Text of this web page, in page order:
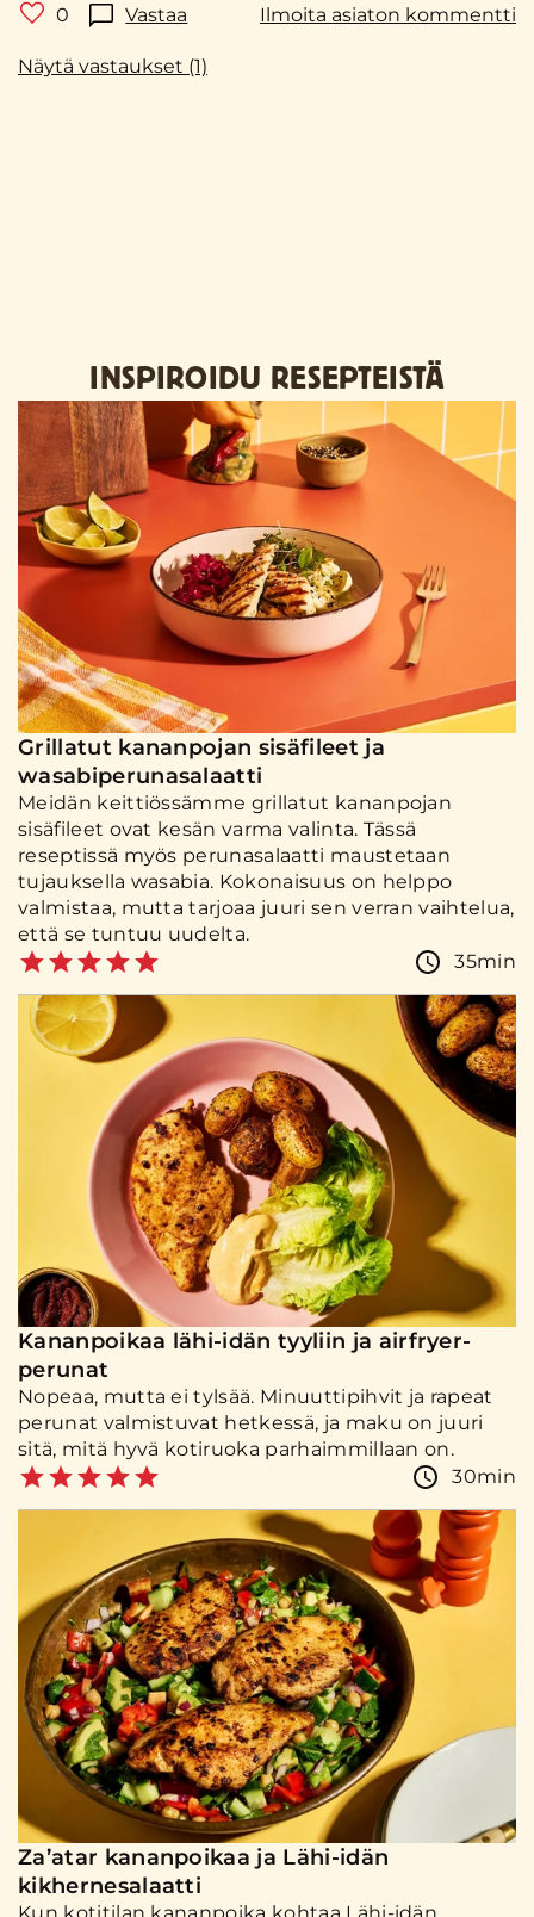
0
Vastaa Ilmoita asiaton kommentti
Näytä vastaukset (1)
INSPIROIDU RESEPTEISTÄ
Grillatut kananpojan sisäfileet ja
wasabiperunasalaatti
Meidän keittiössämme grillatut kananpojan
sisäfileet ovat kesän varma valinta. Tässä
reseptissä myös perunasalaatti maustetaan
tujauksella wasabia. Kokonaisuus on helppo
valmistaa, mutta tarjoaa juuri sen verran vaihtelua,
että se tuntuu uudelta.
35min
Kananpoikaa lähi-idän tyyliin ja airfryer-
perunat
Nopeaa, mutta ei tylsää. Minuuttipihvit ja rapeat
perunat valmistuvat hetkessä, ja maku on juuri
sitä, mitä hyvä kotiruoka parhaimmillaan on.
30min
Za’atar kananpoikaa ja Lähi-idän
kikhernesalaatti
Kun kotitilan kananpoika kohtaa Lähi-idän